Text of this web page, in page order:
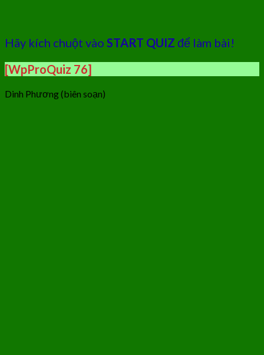
Hãy kích chuột vào START QUIZ để làm bài!
[WpProQuiz 76]
Dinh Phương (biên soạn)